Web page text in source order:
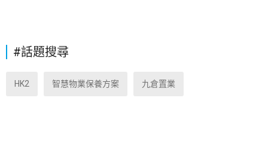
#話題搜尋
HK2 智慧物業保養方案 九倉置業